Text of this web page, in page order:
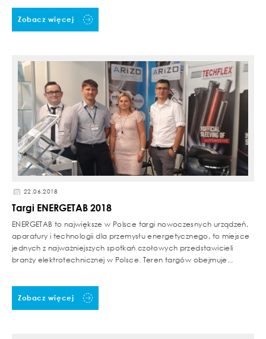
Zobacz więcej
22.06.2018
Targi ENERGETAB 2018
ENERGETAB to największe w Polsce targi nowoczesnych urządzeń,
aparatury i technologii dla przemysłu energetycznego, to miejsce
jednych z najważniejszych spotkań czołowych przedstawicieli
branży elektrotechnicznej w Polsce. Teren targów obejmuje...
Zobacz więcej